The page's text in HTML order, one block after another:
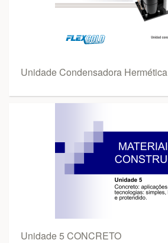
Unidade Condensadora Hermética
Unidade 5 CONCRETO